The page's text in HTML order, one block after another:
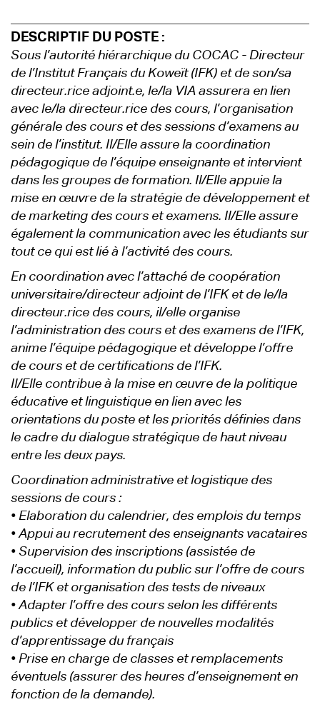
DESCRIPTIF DU POSTE :
Sous l’autorité hiérarchique du COCAC - Directeur
de l’Institut Français du Koweït (IFK) et de son/sa
directeur.rice adjoint.e, le/la VIA assurera en lien
avec le/la directeur.rice des cours, l’organisation
générale des cours et des sessions d’examens au
sein de l’institut. Il/Elle assure la coordination
pédagogique de l’équipe enseignante et intervient
dans les groupes de formation. Il/Elle appuie la
mise en œuvre de la stratégie de développement et
de marketing des cours et examens. Il/Elle assure
également la communication avec les étudiants sur
tout ce qui est lié à l’activité des cours.
En coordination avec l’attaché de coopération
universitaire/directeur adjoint de l’IFK et de le/la
directeur.rice des cours, il/elle organise
l’administration des cours et des examens de l’IFK,
anime l’équipe pédagogique et développe l’offre
de cours et de certifications de l’IFK.
Il/Elle contribue à la mise en œuvre de la politique
éducative et linguistique en lien avec les
orientations du poste et les priorités définies dans
le cadre du dialogue stratégique de haut niveau
entre les deux pays.
Coordination administrative et logistique des
sessions de cours :
• Elaboration du calendrier, des emplois du temps
• Appui au recrutement des enseignants vacataires
• Supervision des inscriptions (assistée de
l’accueil), information du public sur l’offre de cours
de l’IFK et organisation des tests de niveaux
• Adapter l’offre des cours selon les différents
publics et développer de nouvelles modalités
d’apprentissage du français
• Prise en charge de classes et remplacements
éventuels (assurer des heures d’enseignement en
fonction de la demande).